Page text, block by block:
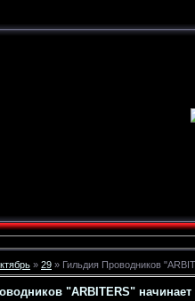
» 29 » Гильдия Проводников
"ARBITERS"